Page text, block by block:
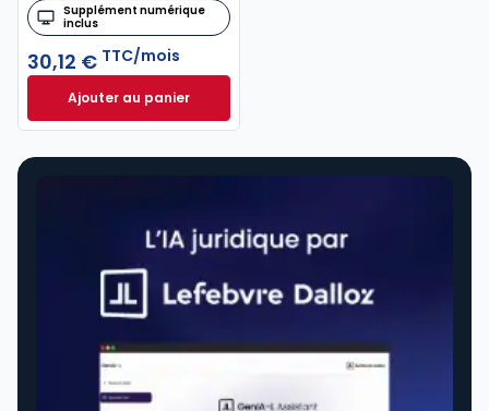
Supplément numérique
inclus
30,12 € TTC/mois
Ajouter au panierFeuillet Rapide Comptable à 30,12 €